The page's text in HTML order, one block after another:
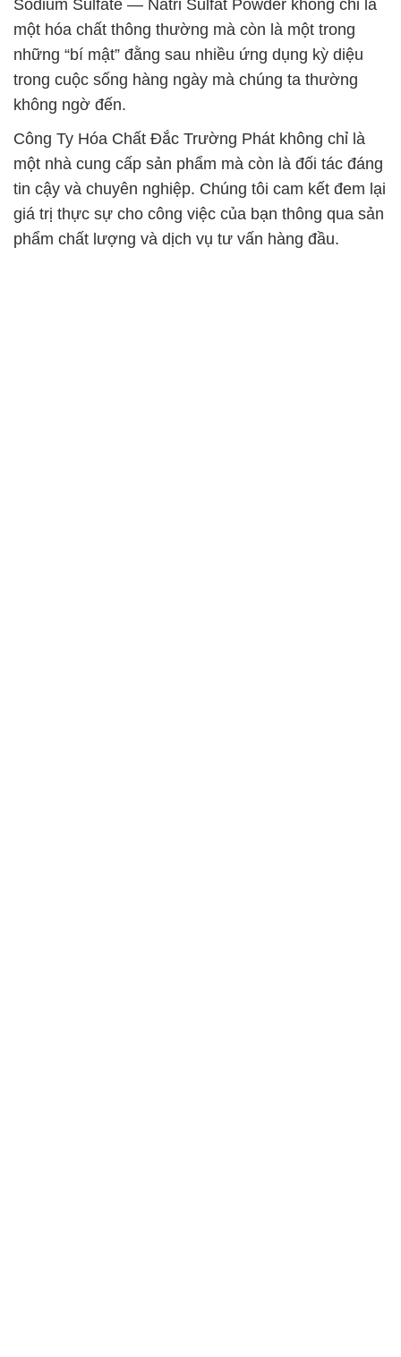
Sodium Sulfate — Natri Sulfat Powder không chỉ là
một hóa chất thông thường mà còn là một trong
những “bí mật” đằng sau nhiều ứng dụng kỳ diệu
trong cuộc sống hàng ngày mà chúng ta thường
không ngờ đến.
Công Ty Hóa Chất Đắc Trường Phát không chỉ là
một nhà cung cấp sản phẩm mà còn là đối tác đáng
tin cậy và chuyên nghiệp. Chúng tôi cam kết đem lại
giá trị thực sự cho công việc của bạn thông qua sản
phẩm chất lượng và dịch vụ tư vấn hàng đầu.